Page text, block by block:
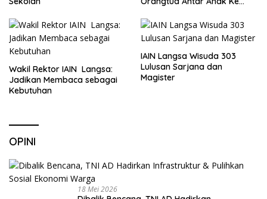
Wakil Rektor IAIN Langsa:
Jadikan Membaca sebagai
Kebutuhan
IAIN Langsa Wisuda 303
Lulusan Sarjana dan
Magister
OPINI
18 Mei 2026